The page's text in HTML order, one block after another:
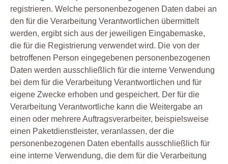
registrieren. Welche personenbezogenen Daten dabei an
den für die Verarbeitung Verantwortlichen übermittelt
werden, ergibt sich aus der jeweiligen Eingabemaske,
die für die Registrierung verwendet wird. Die von der
betroffenen Person eingegebenen personenbezogenen
Daten werden ausschließlich für die interne Verwendung
bei dem für die Verarbeitung Verantwortlichen und für
eigene Zwecke erhoben und gespeichert. Der für die
Verarbeitung Verantwortliche kann die Weitergabe an
einen oder mehrere Auftragsverarbeiter, beispielsweise
einen Paketdienstleister, veranlassen, der die
personenbezogenen Daten ebenfalls ausschließlich für
eine interne Verwendung, die dem für die Verarbeitung